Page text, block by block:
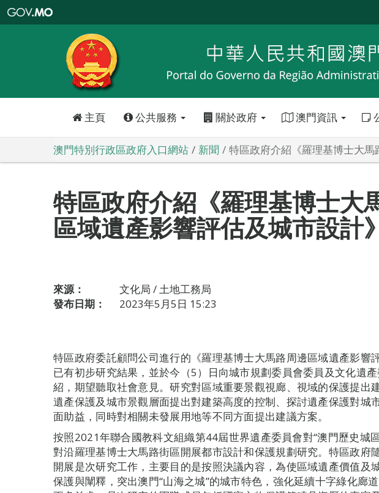
特
政
區
政
口
主頁 公共服務 關於政府 澳門資訊
澳門特別行政區政府入口網站 新聞 特區政府介紹《羅理基博士大
特區政府介紹《羅理基博士大
區域遺產影響評估及城市設計
來源：
文化局 / 土地工務局
發布日期：
2023年5月5日 15:23
特區政府委託顧問公司進行的《羅理基博士大馬路周邊區域遺產影響
已有初步研究結果，並於今（5）日向城市規劃委員會委員及文化遺
紹，期望聽取社會意見。研究對區域重要景觀視廊、視域的保護提出
遺產保護及城市景觀層面提出對建築高度的控制、探討遺產保護對城
面助益，同時對相關未發展用地等不同方面提出建議方案。
按照2021年聯合國教科文組織第44屆世界遺產委員會對“澳門歷史城
對沿羅理基博士大馬路街區開展都市設計和保護規劃研究。特區政府
開展是次研究工作，主要目的是按照決議內容，為使區域遺產價值及
保護與闡釋，突出澳門“山海之城”的城市特色，強化延續十字綠化廊